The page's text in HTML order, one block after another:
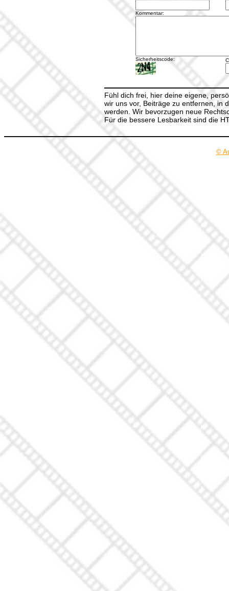
Kommentar:
Sicherheitscode:
Fühl dich frei, hier deine eigene,
wir uns vor, Beiträge zu entfernen, in
werden. Wir bevorzugen neue
Für die bessere Lesbarkeit sind die
©